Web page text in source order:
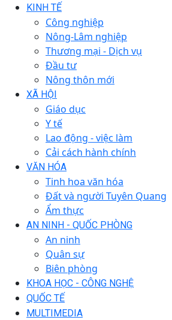
KINH TẾ
Công nghiệp
Nông-Lâm nghiệp
Thương mại - Dịch vụ
Đầu tư
Nông thôn mới
XÃ HỘI
Giáo dục
Y tế
Lao động - việc làm
Cải cách hành chính
VĂN HÓA
Tinh hoa văn hóa
Đất và người Tuyên Quang
Ẩm thực
AN NINH - QUỐC PHÒNG
An ninh
Quân sự
Biên phòng
KHOA HỌC - CÔNG NGHỆ
QUỐC TẾ
MULTIMEDIA